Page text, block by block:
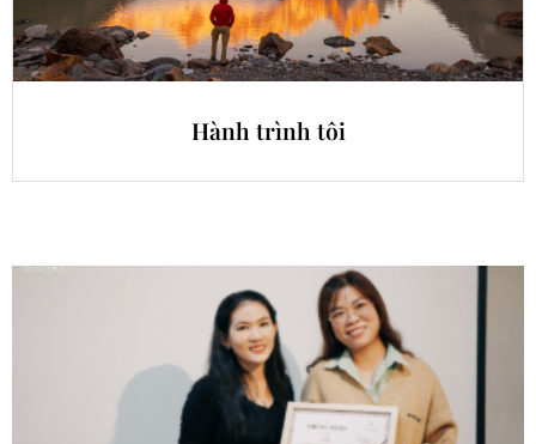
Hành trình tôi